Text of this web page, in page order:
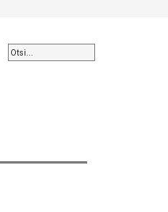
the
up
a